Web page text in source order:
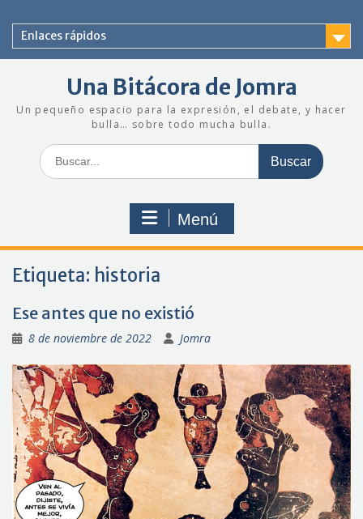
contenido
Enlaces rápidos
Una Bitácora de Jomra
Un pequeño espacio para la expresión, el debate, y hacer
bulla… sobre todo mucha bulla.
Buscar:
Menú
Etiqueta: historia
Ese antes que no existió
8 de noviembre de 2022 Jomra